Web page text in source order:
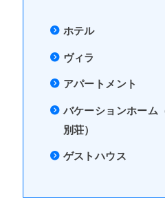
ホテル
ヴィラ
アパートメント
バケーションホーム
別荘）
ゲストハウス